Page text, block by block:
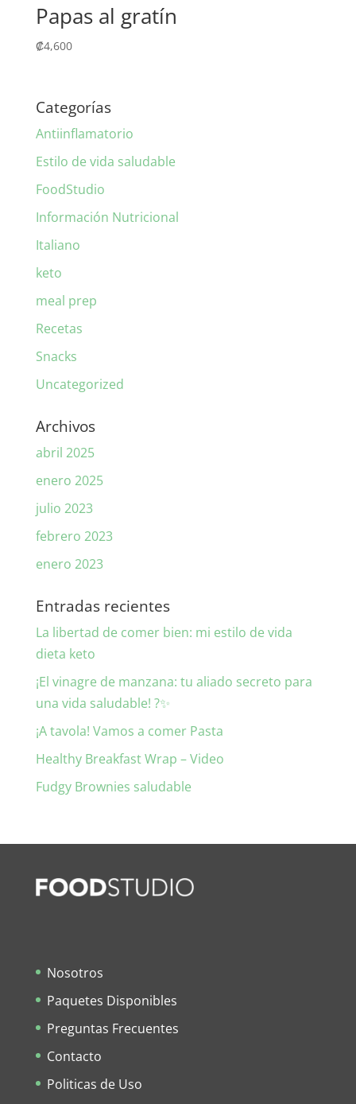
Papas al gratín
₡4,600
Categorías
Antiinflamatorio
Estilo de vida saludable
FoodStudio
Información Nutricional
Italiano
keto
meal prep
Recetas
Snacks
Uncategorized
Archivos
abril 2025
enero 2025
julio 2023
febrero 2023
enero 2023
Entradas recientes
La libertad de comer bien: mi estilo de vida
dieta keto
¡El vinagre de manzana: tu aliado secreto para
una vida saludable! ?✨
¡A tavola! Vamos a comer Pasta
Healthy Breakfast Wrap – Video
Fudgy Brownies saludable
Nosotros
Paquetes Disponibles
Preguntas Frecuentes
Contacto
Politicas de Uso